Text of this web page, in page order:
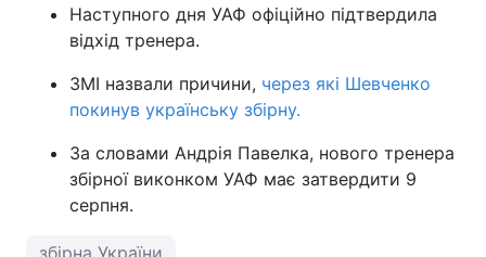
Наступного дня УАФ офіційно підтвердила
відхід тренера.
ЗМІ назвали причини, через які Шевченко
покинув українську збірну.
За словами Андрія Павелка, нового тренера
збірної виконком УАФ має затвердити 9
серпня.
збірна України